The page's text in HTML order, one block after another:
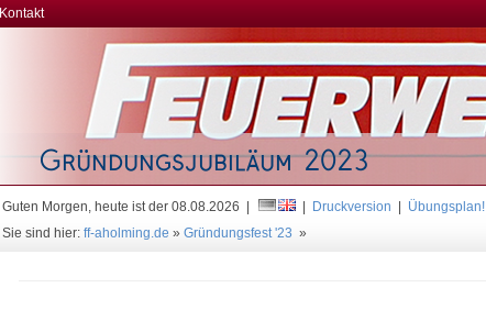
Kontakt
Guten Morgen, heute ist der 08.08.2026 | Druckversion
Übungsplan!
Sie sind hier: ff-aholming.de » Gründungsfest '23 »